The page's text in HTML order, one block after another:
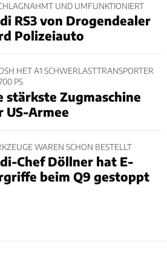
UND UMFUNKTIONIERT
RS3 von Drogendealer
Polizeiauto
HET A1 SCHWERLASTTRANSPORTER
PS
stärkste Zugmaschine
US-Armee
WAREN SCHON BESTELLT
Chef Döllner hat E-
beim Q9 gestoppt